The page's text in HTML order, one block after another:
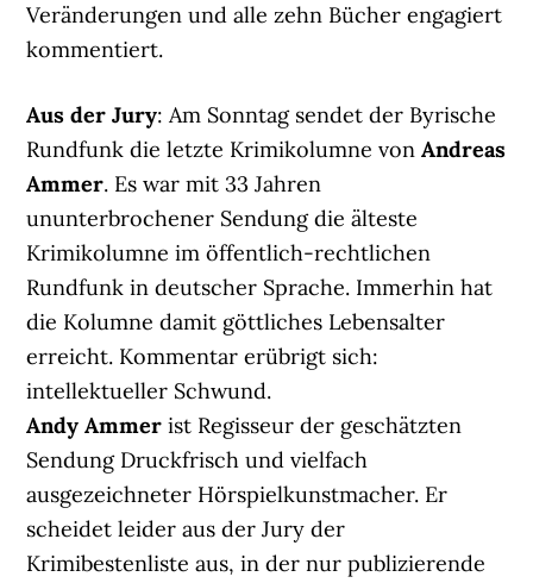
Veränderungen und alle zehn Bücher engagiert
kommentiert.
Aus der Jury: Am Sonntag sendet der Byrische
Rundfunk die letzte Krimikolumne vonAndreas
Ammer. Es war mit 33 Jahren
ununterbrochener Sendung die älteste
Krimikolumne im öffentlich-rechtlichen
Rundfunk in deutscher Sprache. Immerhin hat
die Kolumne damit göttliches Lebensalter
erreicht. Kommentar erübrigt sich:
intellektueller Schwund.
Andy Ammer ist Regisseur der geschätzten
Sendung Druckfrisch und vielfach
ausgezeichneter Hörspielkunstmacher. Er
scheidet leider aus der Jury der
Krimibestenliste aus, in der nur publizierende